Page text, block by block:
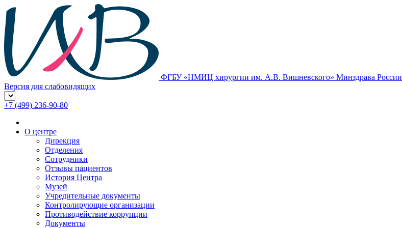
ФГБУ «НМИЦ хирургии им. А.В. Вишневского» Минздрава России
Версия для слабовидящих
+7 (499) 236-90-80
О центре
Дирекция
Отделения
Сотрудники
Отзывы пациентов
История Центра
Музей
Учредительные документы
Контролирующие организации
Противодействие коррупции
Документы